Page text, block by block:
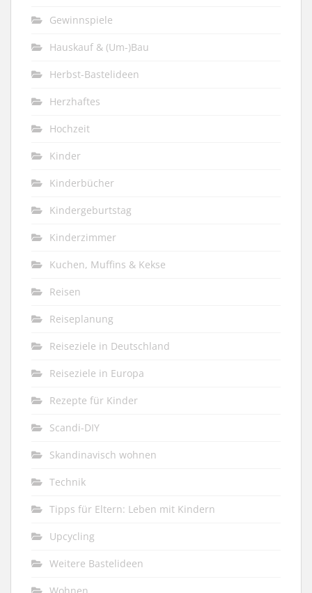
Gewinnspiele
Hauskauf & (Um-)Bau
Herbst-Bastelideen
Herzhaftes
Hochzeit
Kinder
Kinderbücher
Kindergeburtstag
Kinderzimmer
Kuchen, Muffins & Kekse
Reisen
Reiseplanung
Reiseziele in Deutschland
Reiseziele in Europa
Rezepte für Kinder
Scandi-DIY
Skandinavisch wohnen
Technik
Tipps für Eltern: Leben mit Kindern
Upcycling
Weitere Bastelideen